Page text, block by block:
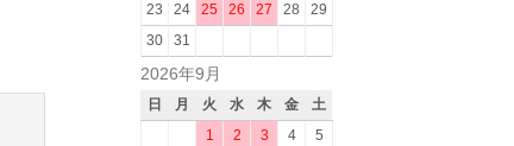
23
24 25 26 27 28
29
30
31
2026年9月
日 月 火 水 木 金
土
1
2 3 4
5